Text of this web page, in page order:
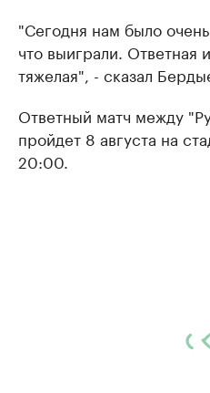
"Сегодня нам было
что выиграли. Ответная
тяжелая", - сказал
Ответный матч между
пройдет 8 августа на
20:00.